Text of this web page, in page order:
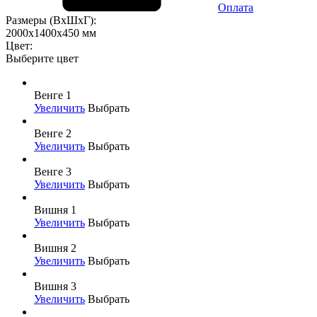
Оплата
Размеры (ВхШхГ):
2000x1400x450 мм
Цвет:
Выберите цвет
Венге 1
Увеличить Выбрать
Венге 2
Увеличить Выбрать
Венге 3
Увеличить Выбрать
Вишня 1
Увеличить Выбрать
Вишня 2
Увеличить Выбрать
Вишня 3
Увеличить Выбрать